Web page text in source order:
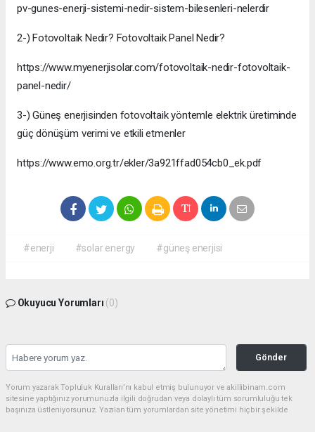
pv-gunes-enerji-sistemi-nedir-sistem-bilesenleri-nelerdir
2-) Fotovoltaik Nedir? Fotovoltaik Panel Nedir?
https://www.myenerjisolar.com/fotovoltaik-nedir-fotovoltaik-
panel-nedir/
3-) Güneş enerjisinden fotovoltaik yöntemle elektrik üretiminde
güç dönüşüm verimi ve etkili etmenler
https://www.emo.org.tr/ekler/3a921ffad054cb0_ek.pdf
#enerji #solar energy #güneş enerjisi
Okuyucu Yorumları (0)
Gönder
Yorum yazarak Topluluk Kuralları’nı kabul etmiş bulunuyor ve akillibinam.com
sitesine yaptığınız yorumunuzla ilgili doğrudan veya dolaylı tüm sorumluluğu tek
başınıza üstleniyorsunuz. Yazılan tüm yorumlardan site yönetimi hiçbir şekilde